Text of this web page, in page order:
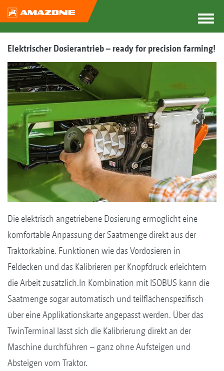
Elektrischer Dosierantrieb – ready for precision farming!
Die elektrisch angetriebene Dosierung ermöglicht eine
komfortable Anpassung der Saatmenge direkt aus der
Traktorkabine. Funktionen wie das Vordosieren in
Feldecken und das Kalibrieren per Knopfdruck erleichtern
die Arbeit zusätzlich.In Kombination mit ISOBUS kann die
Saatmenge sogar automatisch und teilflächenspezifisch
über eine Applikationskarte angepasst werden. Über das
TwinTerminal lässt sich die Kalibrierung direkt an der
Maschine durchführen – ganz ohne Aufsteigen und
Absteigen vom Traktor.